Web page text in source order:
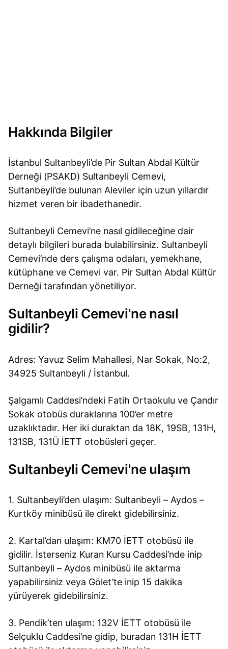
Hakkında Bilgiler
İstanbul Sultanbeyli’de Pir Sultan Abdal Kültür
Derneği (PSAKD) Sultanbeyli Cemevi,
Sultanbeyli’de bulunan Aleviler için uzun yıllardır
hizmet veren bir ibadethanedir.
Sultanbeyli Cemevi’ne nasıl gidileceğine dair
detaylı bilgileri burada bulabilirsiniz. Sultanbeyli
Cemevi’nde ders çalışma odaları, yemekhane,
kütüphane ve Cemevi var. Pir Sultan Abdal Kültür
Derneği tarafından yönetiliyor.
Sultanbeyli Cemevi'ne nasıl
gidilir?
Adres: Yavuz Selim Mahallesi, Nar Sokak, No:2,
34925 Sultanbeyli / İstanbul.
Şalgamlı Caddesi’ndeki Fatih Ortaokulu ve Çandır
Sokak otobüs duraklarına 100’er metre
uzaklıktadır. Her iki duraktan da 18K, 19SB, 131H,
131SB, 131Ü İETT otobüsleri geçer.
Sultanbeyli Cemevi'ne ulaşım
1. Sultanbeyli’den ulaşım: Sultanbeyli – Aydos –
Kurtköy minibüsü ile direkt gidebilirsiniz.
2. Kartal’dan ulaşım: KM70 İETT otobüsü ile
gidilir. İsterseniz Kuran Kursu Caddesi’nde inip
Sultanbeyli – Aydos minibüsü ile aktarma
yapabilirsiniz veya Gölet’te inip 15 dakika
yürüyerek gidebilirsiniz.
3. Pendik’ten ulaşım: 132V İETT otobüsü ile
Selçuklu Caddesi’ne gidip, buradan 131H İETT